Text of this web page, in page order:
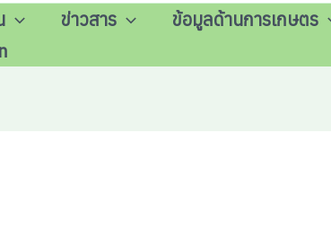
ข่าวสาร ข้อมูลด้านการเกษตร